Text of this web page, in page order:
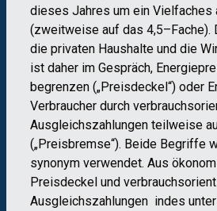
dieses Jahres um ein Vielfaches
(zweitweise auf das 4,5–Fache).
die privaten Haushalte und die
ist daher im Gespräch,
begrenzen („Preisdeckel“) oder
Verbraucher durch verbrauchs
Ausgleichszahlungen teilweise
(„Preisbremse“). Beide Begriffe
synonym verwendet. Aus
Preisdeckel und
Ausgleichszahlungen indes